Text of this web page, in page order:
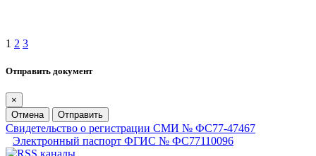
1 2 3
Отправить документ
×
Отмена
Отправить
Свидетельство о регистрации СМИ № ФС77-47467
Электронный паспорт ФГИС № ФС77110096